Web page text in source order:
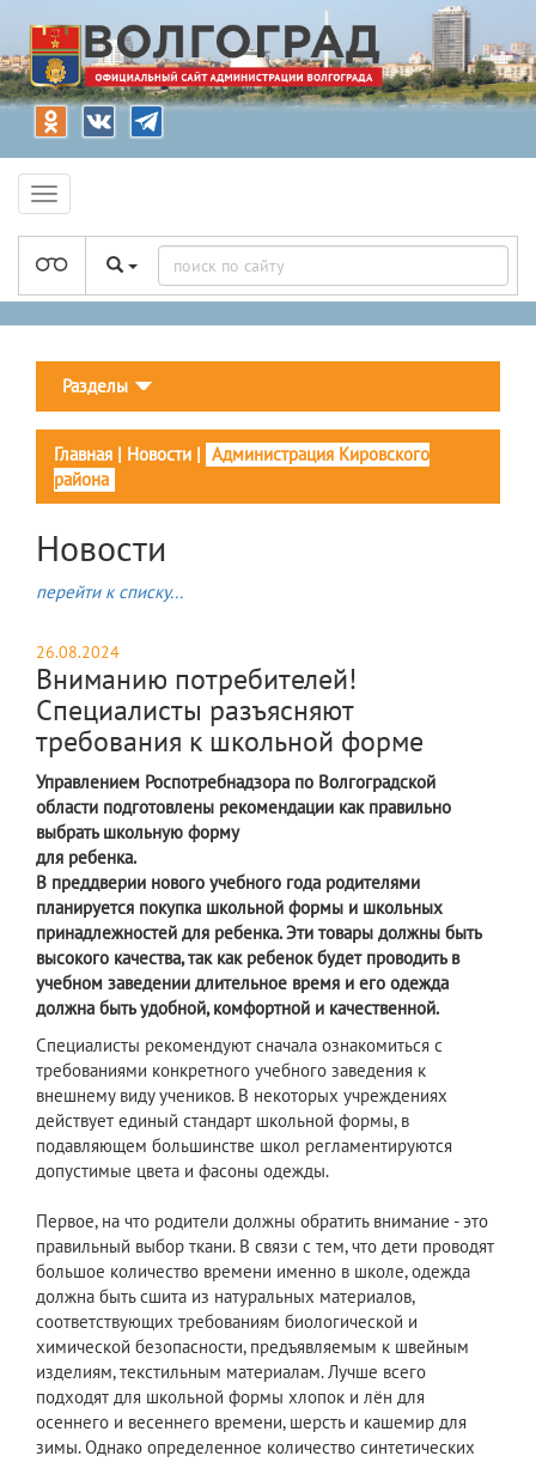
Разделы
Главная | Новости | Администрация Кировского
района
Новости
перейти к списку...
26.08.2024
Вниманию потребителей!
Специалисты разъясняют
требования к школьной форме
Управлением Роспотребнадзора по Волгоградской
области подготовлены рекомендации как правильно
выбрать школьную форму
для ребенка.
В преддверии нового учебного года родителями
планируется покупка школьной формы и школьных
принадлежностей для ребенка. Эти товары должны быть
высокого качества, так как ребенок будет проводить в
учебном заведении длительное время и его одежда
должна быть удобной, комфортной и качественной.
​Специалисты рекомендуют сначала ознакомиться с
требованиями конкретного учебного заведения к
внешнему виду учеников. В некоторых учреждениях
действует единый стандарт школьной формы, в
подавляющем большинстве школ регламентируются
допустимые цвета и фасоны одежды.
Первое, на что родители должны обратить внимание - это
правильный выбор ткани. В связи с тем, что дети проводят
большое количество времени именно в школе, одежда
должна быть сшита из натуральных материалов,
соответствующих требованиям биологической и
химической безопасности, предъявляемым к швейным
изделиям, текстильным материалам. Лучше всего
подходят для школьной формы хлопок и лён для
осеннего и весеннего времени, шерсть и кашемир для
зимы. Однако определенное количество синтетических